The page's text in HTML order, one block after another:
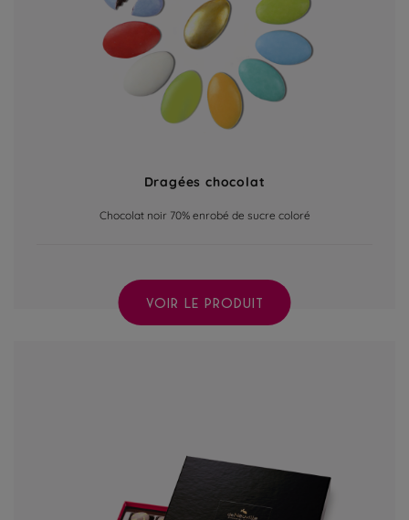
Dragées chocolat
Chocolat noir 70% enrobé de sucre coloré
VOIR LE PRODUIT